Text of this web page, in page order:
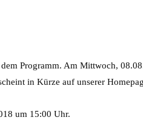
Programm. Am Mittwoch,
in Kürze auf unserer
um 15:00 Uhr.